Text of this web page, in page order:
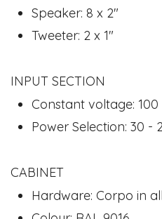
Speaker: 8 x 2"
Tweeter: 2 x 1"
INPUT SECTION
Constant voltage:
Power Selection: 30 -
CABINET
Hardware: Corpo in